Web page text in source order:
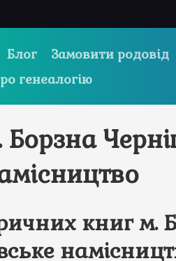
Блог
Замовити родовід
генеалогію
книг м.